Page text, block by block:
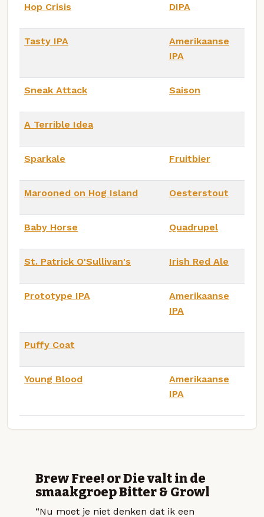
Hop Crisis DIPA
Tasty IPA
Amerikaanse
IPA
Sneak Attack Saison
A Terrible Idea
Sparkale Fruitbier
Marooned on Hog Island Oesterstout
Baby Horse Quadrupel
St. Patrick O'Sullivan's Irish Red Ale
Prototype IPA
Amerikaanse
IPA
Puffy Coat
Young Blood
Amerikaanse
IPA
Brew Free! or Die valt in de
smaakgroep Bitter & Growl
“Nu moet je niet denken dat ik een